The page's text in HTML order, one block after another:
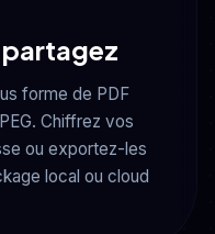
forme de PDF
Chiffrez vos
ou exportez-les
local ou cloud